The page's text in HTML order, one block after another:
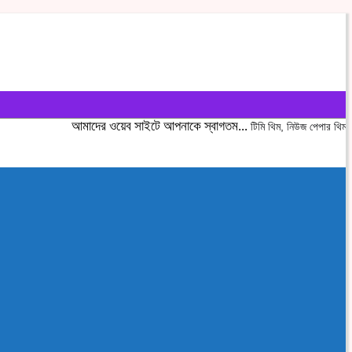
আমাদের ওয়েব সাইটে আপনাকে স্বাগতম...টিমি থিম, নিউজ পেপার থিম, ই-